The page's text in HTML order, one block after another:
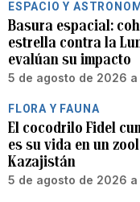
ESPACIO Y
Basura espacial:
estrella contra la
evalúan su impacto
5 de agosto de 2026 a
FLORA Y FAUNA
El cocodrilo Fidel
es su vida en un
Kazajistán
5 de agosto de 2026 a